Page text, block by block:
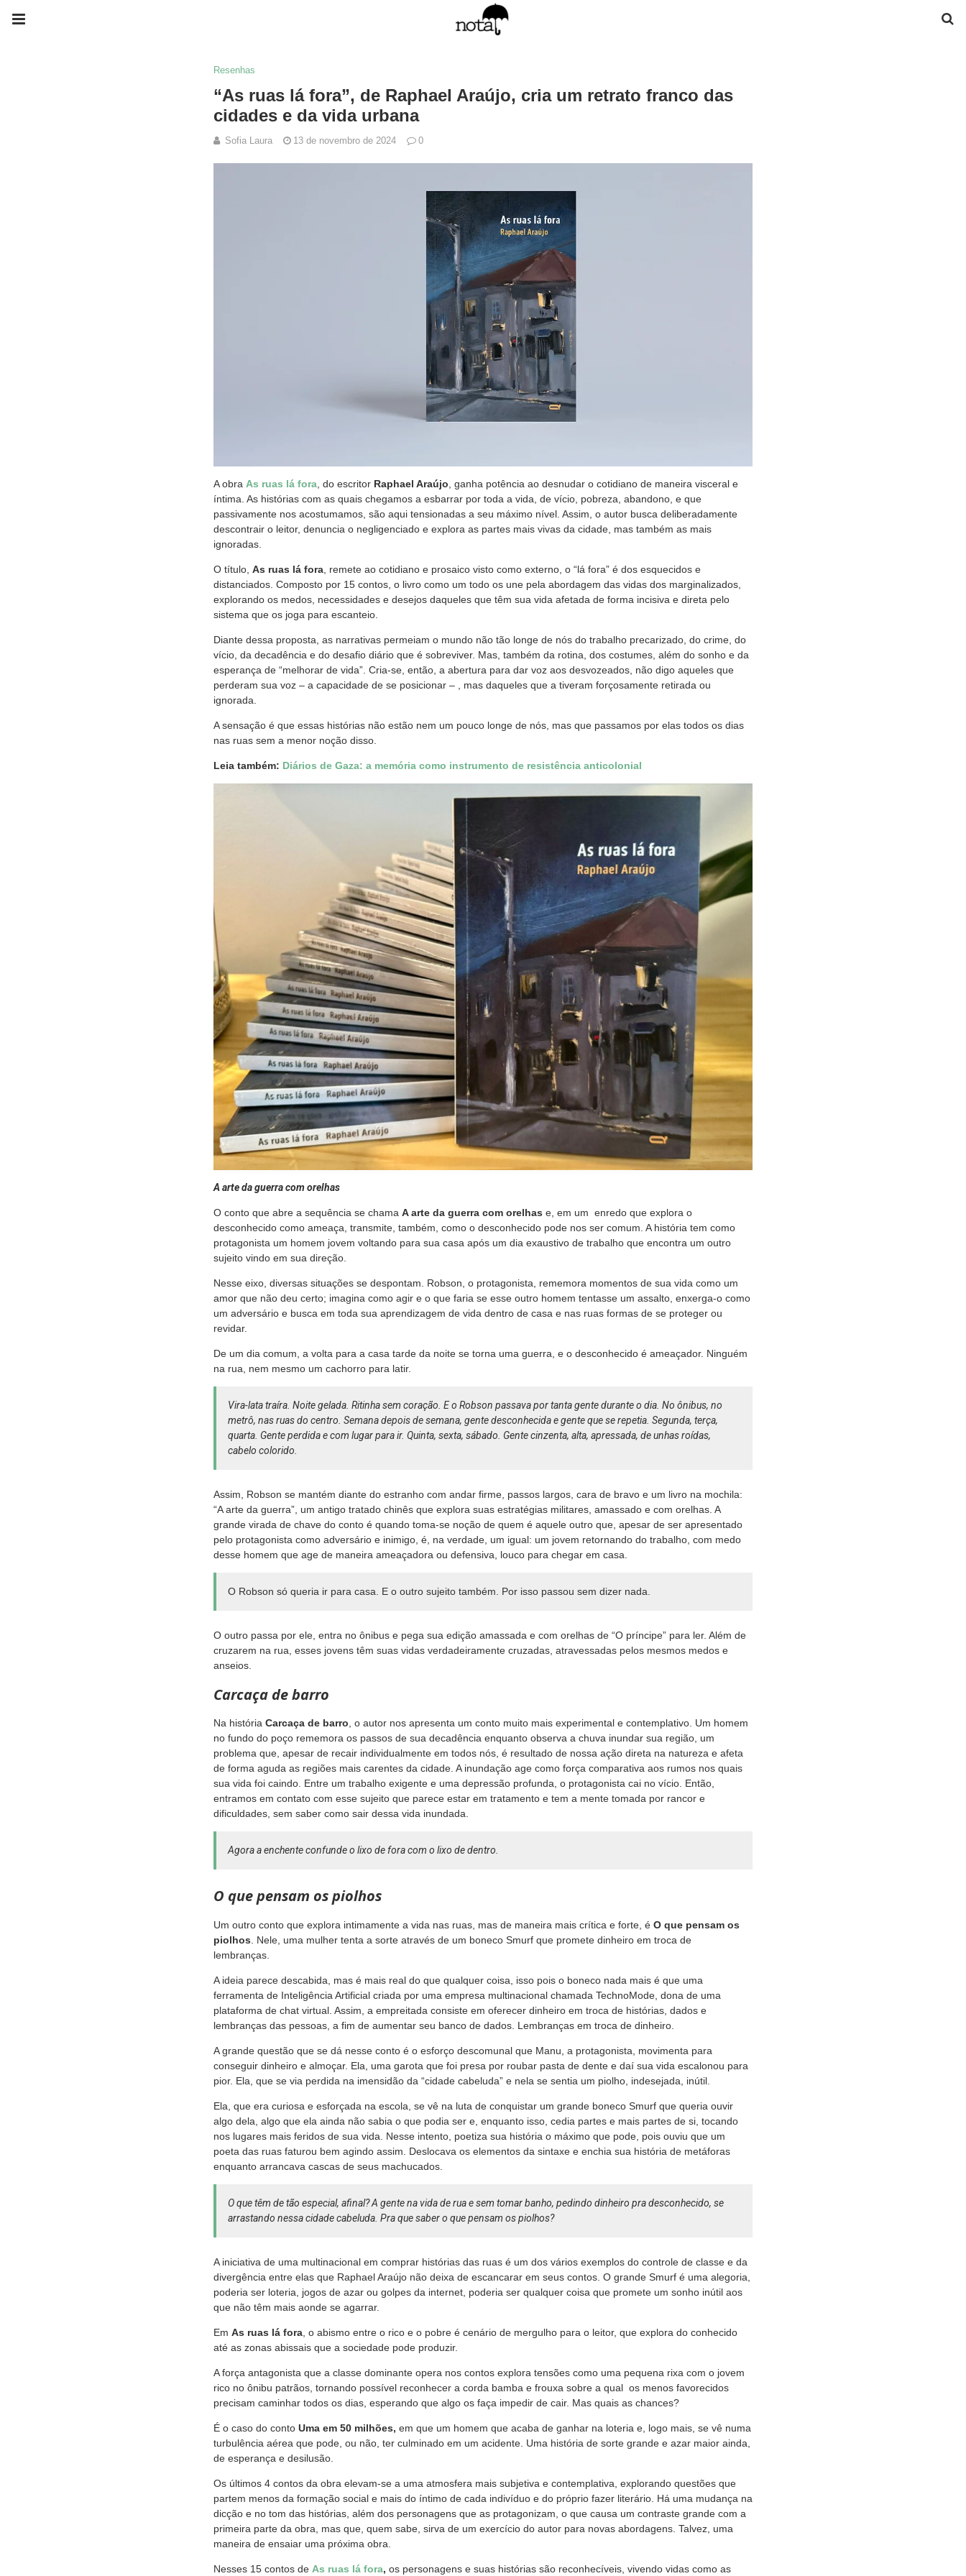
Resenhas
“As ruas lá fora”, de Raphael Araújo, cria um retrato franco das
cidades e da vida urbana
Sofia Laura 13 de novembro de 2024 0
A obra As ruas lá fora , do escritor Raphael Araújo ganha potência ao desnudar o cotidiano de maneira visceral e
íntima. As histórias com as quais chegamos a esbarrar por toda a vida, de vício, pobreza, abandono, e que
passivamente nos acostumamos, são aqui tensionadas a seu máximo nível. Assim, o autor busca deliberadamente
descontrair o leitor, denuncia o negligenciado e explora as partes mais vivas da cidade, mas também as mais
ignoradas.
O título, As ruas lá fora , remete ao cotidiano e prosaico visto como externo, o “lá fora” é dos esquecidos e
distanciados. Composto por 15 contos, o livro como um todo os une pela abordagem das vidas dos marginalizados,
explorando os medos, necessidades e desejos daqueles que têm sua vida afetada de forma incisiva e direta pelo
sistema que os joga para escanteio.
Diante dessa proposta, as narrativas permeiam o mundo não tão longe de nós do trabalho precarizado, do crime, do
vício, da decadência e do desafio diário que é sobreviver. Mas, também da rotina, dos costumes, além do sonho e da
esperança de “melhorar de vida”. Cria-se, então, a abertura para dar voz aos desvozeados, não digo aqueles que
perderam sua voz – a capacidade de se posicionar – , mas daqueles que a tiveram forçosamente retirada ou
ignorada.
A sensação é que essas histórias não estão nem um pouco longe de nós, mas que passamos por elas todos os dias
nas ruas sem a menor noção disso.
Leia também: Diários de Gaza: a memória como instrumento de resistência anticolonial
A arte da guerra com orelhas
O conto que abre a sequência se chama A arte da guerra com orelhas e, em um enredo que explora o
desconhecido como ameaça, transmite, também, como o desconhecido pode nos ser comum. A história tem como
protagonista um homem jovem voltando para sua casa após um dia exaustivo de trabalho que encontra um outro
sujeito vindo em sua direção.
Nesse eixo, diversas situações se despontam. Robson, o protagonista, rememora momentos de sua vida como um
amor que não deu certo; imagina como agir e o que faria se esse outro homem tentasse um assalto, enxerga-o como
um adversário e busca em toda sua aprendizagem de vida dentro de casa e nas ruas formas de se proteger ou
revidar.
De um dia comum, a volta para a casa tarde da noite se torna uma guerra, e o desconhecido é ameaçador. Ninguém
na rua, nem mesmo um cachorro para latir.
Vira-lata traíra. Noite gelada. Ritinha sem coração. E o Robson passava por tanta gente durante o dia. No ônibus, no
metrô, nas ruas do centro. Semana depois de semana, gente desconhecida e gente que se repetia. Segunda, terça,
quarta. Gente perdida e com lugar para ir. Quinta, sexta, sábado. Gente cinzenta, alta, apressada, de unhas roídas,
cabelo colorido.
Assim, Robson se mantém diante do estranho com andar firme, passos largos, cara de bravo e um livro na mochila:
“A arte da guerra”, um antigo tratado chinês que explora suas estratégias militares, amassado e com orelhas. A
grande virada de chave do conto é quando toma-se noção de quem é aquele outro que, apesar de ser apresentado
pelo protagonista como adversário e inimigo, é, na verdade, um igual: um jovem retornando do trabalho, com medo
desse homem que age de maneira ameaçadora ou defensiva, louco para chegar em casa.
O Robson só queria ir para casa. E o outro sujeito também. Por isso passou sem dizer nada.
O outro passa por ele, entra no ônibus e pega sua edição amassada e com orelhas de “O príncipe” para ler. Além de
cruzarem na rua, esses jovens têm suas vidas verdadeiramente cruzadas, atravessadas pelos mesmos medos e
anseios.
Carcaça de barro
Na história Carcaça de barro , o autor nos apresenta um conto muito mais experimental e contemplativo. Um homem
no fundo do poço rememora os passos de sua decadência enquanto observa a chuva inundar sua região, um
problema que, apesar de recair individualmente em todos nós, é resultado de nossa ação direta na natureza e afeta
de forma aguda as regiões mais carentes da cidade. A inundação age como força comparativa aos rumos nos quais
sua vida foi caindo. Entre um trabalho exigente e uma depressão profunda, o protagonista cai no vício. Então,
entramos em contato com esse sujeito que parece estar em tratamento e tem a mente tomada por rancor e
dificuldades, sem saber como sair dessa vida inundada.
Agora a enchente confunde o lixo de fora com o lixo de dentro.
O que pensam os piolhos
Um outro conto que explora intimamente a vida nas ruas, mas de maneira mais crítica e forte, é O que pensam os
piolhos . Nele, uma mulher tenta a sorte através de um boneco Smurf que promete dinheiro em troca de
lembranças.
A ideia parece descabida, mas é mais real do que qualquer coisa, isso pois o boneco nada mais é que uma
ferramenta de Inteligência Artificial criada por uma empresa multinacional chamada TechnoMode, dona de uma
plataforma de chat virtual. Assim, a empreitada consiste em oferecer dinheiro em troca de histórias, dados e
lembranças das pessoas, a fim de aumentar seu banco de dados. Lembranças em troca de dinheiro.
A grande questão que se dá nesse conto é o esforço descomunal que Manu, a protagonista, movimenta para
conseguir dinheiro e almoçar. Ela, uma garota que foi presa por roubar pasta de dente e daí sua vida escalonou para
pior. Ela, que se via perdida na imensidão da “cidade cabeluda” e nela se sentia um piolho, indesejada, inútil.
Ela, que era curiosa e esforçada na escola, se vê na luta de conquistar um grande boneco Smurf que queria ouvir
algo dela, algo que ela ainda não sabia o que podia ser e, enquanto isso, cedia partes e mais partes de si, tocando
nos lugares mais feridos de sua vida. Nesse intento, poetiza sua história o máximo que pode, pois ouviu que um
poeta das ruas faturou bem agindo assim. Deslocava os elementos da sintaxe e enchia sua história de metáforas
enquanto arrancava cascas de seus machucados.
O que têm de tão especial, afinal? A gente na vida de rua e sem tomar banho, pedindo dinheiro pra desconhecido, se
arrastando nessa cidade cabeluda. Pra que saber o que pensam os piolhos?
A iniciativa de uma multinacional em comprar histórias das ruas é um dos vários exemplos do controle de classe e da
divergência entre elas que Raphael Araújo não deixa de escancarar em seus contos. O grande Smurf é uma alegoria,
poderia ser loteria, jogos de azar ou golpes da internet, poderia ser qualquer coisa que promete um sonho inútil aos
que não têm mais aonde se agarrar.
Em As ruas lá fora , o abismo entre o rico e o pobre é cenário de mergulho para o leitor, que explora do conhecido
até as zonas abissais que a sociedade pode produzir.
A força antagonista que a classe dominante opera nos contos explora tensões como uma pequena rixa com o jovem
rico no ônibu patrãos, tornando possível reconhecer a corda bamba e frouxa sobre a qual os menos favorecidos
precisam caminhar todos os dias, esperando que algo os faça impedir de cair. Mas quais as chances?
É o caso do conto Uma em 50 milhões, em que um homem que acaba de ganhar na loteria e, logo mais, se vê numa
turbulência aérea que pode, ou não, ter culminado em um acidente. Uma história de sorte grande e azar maior ainda,
de esperança e desilusão.
Os últimos 4 contos da obra elevam-se a uma atmosfera mais subjetiva e contemplativa, explorando questões que
partem menos da formação social e mais do íntimo de cada indivíduo e do próprio fazer literário. Há uma mudança na
dicção e no tom das histórias, além dos personagens que as protagonizam, o que causa um contraste grande com a
primeira parte da obra, mas que, quem sabe, sirva de um exercício do autor para novas abordagens. Talvez, uma
maneira de ensaiar uma próxima obra.
Nesses 15 contos de As ruas lá fora, os personagens e suas histórias são reconhecíveis, vivendo vidas como as